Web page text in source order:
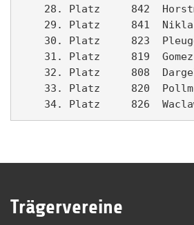
28. Platz     842
29. Platz     841
30. Platz     823
31. Platz     819
32. Platz     808
33. Platz     820
Trägervereine